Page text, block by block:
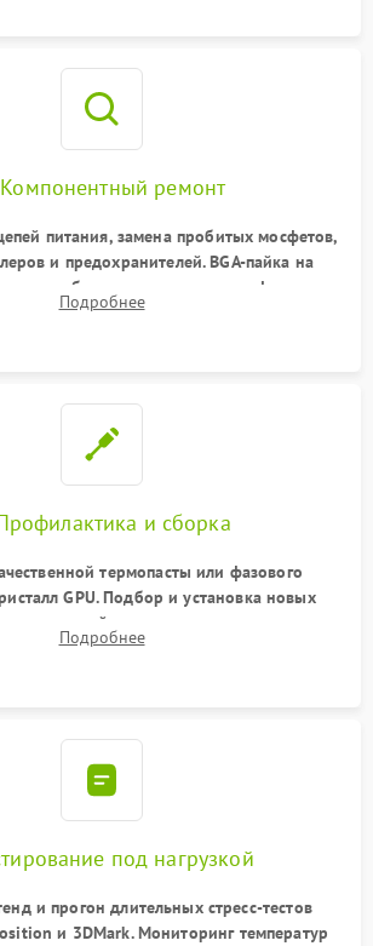
ремонт
питания, замена пробитых мосфетов,
и предохранителей. BGA-пайка на
реболлинг или замена графического
памяти GDDR. Прошивка BIOS
Подробнее
и сборка
термопасты или фазового
GPU. Подбор и установка новых
правильной толщины на память и цепи
радиатора и бэкплейта, подключение и
Подробнее
под нагрузкой
и прогон длительных стресс-тестов
и 3DMark. Мониторинг температур